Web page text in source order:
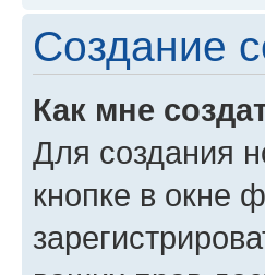
Создание
Как мне
Для создания
кнопке в окне